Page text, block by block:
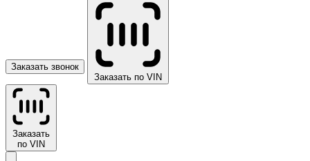
Заказать звонок
Заказать по VIN
Заказать
по VIN